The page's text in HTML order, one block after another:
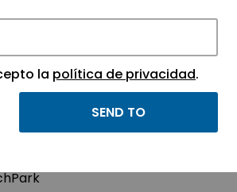
de El Alamillo
la política de privacidad.